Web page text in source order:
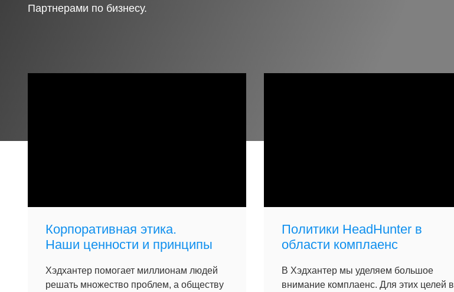
Партнерами по бизнесу.
Корпоративная этика.
Наши ценности и принципы
Хэдхантер помогает миллионам людей
решать множество проблем, а обществу
Политики HeadHunter в
области комплаенс
В Хэдхантер мы уделяем большое
внимание комплаенс. Для этих целей в